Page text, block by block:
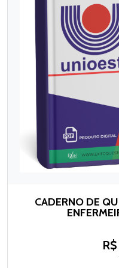
CADERNO DE
R$